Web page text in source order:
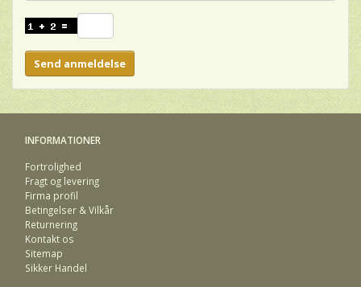
Send anmeldelse
INFORMATIONER
Fortrolighed
Fragt og levering
Firma profil
Betingelser & Vilkår
Returnering
Kontakt os
Sitemap
Sikker Handel